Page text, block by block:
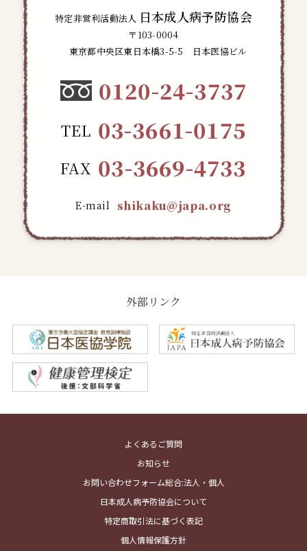
特定非営利活動法人 日本成人病予防協会
〒103-0004
東京都中央区東日本橋3-5-5 日本医協ビル
0120-24-3737
TEL 03-3661-0175
FAX 03-3669-4733
E-mail shikaku@japa.org
外部リンク
よくあるご質問
お知らせ
お問い合わせフォーム総合:法人・個人
日本成人病予防協会について
特定商取引法に基づく表記
個人情報保護方針